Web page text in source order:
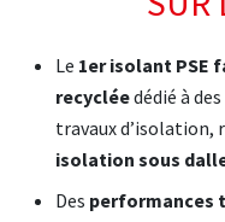
Le 1er isolant PSE
recycléedédié à des
travaux d’isolation,
isolation sous
Des performances